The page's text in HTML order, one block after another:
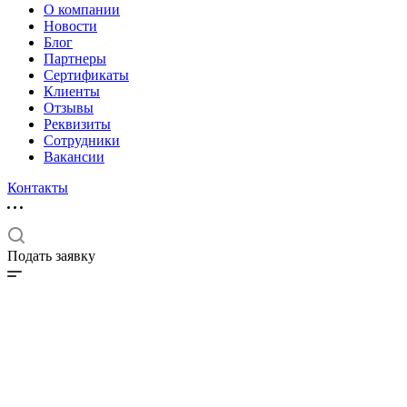
О компании
Новости
Блог
Партнеры
Сертификаты
Клиенты
Отзывы
Реквизиты
Сотрудники
Вакансии
Контакты
Подать заявку